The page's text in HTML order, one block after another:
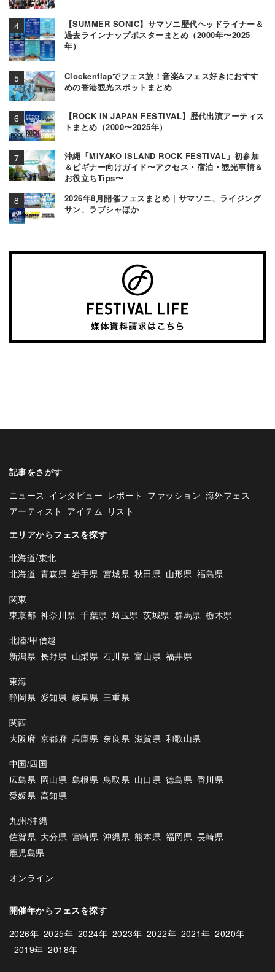
【SUMMER SONIC】サマソニ歴代ヘッドライナー＆
過去ラインナップポスターまとめ（2000年〜2025
年）
Clockenflapでフェス旅！音楽&フェス好きにおすす
めの香港観光スポットまとめ
【ROCK IN JAPAN FESTIVAL】歴代出演アーティス
トまとめ（2000〜2025年）
沖縄「MIYAKO ISLAND ROCK FESTIVAL」初参加
＆ビギナー向けガイド〜アクセス・宿泊・観光事情＆
お役立ちTips〜
2026年8月開催フェスまとめ | サマソニ、ライジング
サン、ラブシャほか
記事をさがす
ニュース インタビュー レポート ファッション 海外フェス
アーティスト アイテム リスト
エリアからフェスを探す
北海道/東北
北海道 青森県 岩手県 宮城県 秋田県 山形県 福島県
関東
東京都 神奈川県 千葉県 埼玉県 茨城県 群馬県 栃木県
北陸/甲信越
新潟県 長野県 山梨県 石川県 富山県 福井県
東海
静岡県 愛知県 岐阜県 三重県
関西
大阪府 京都府 兵庫県 奈良県 滋賀県 和歌山県
中国/四国
広島県 岡山県 島根県 鳥取県 山口県 徳島県 香川県
愛媛県 高知県
九州/沖縄
佐賀県 大分県 宮崎県 沖縄県 熊本県 福岡県 長崎県
鹿児島県
オンライン
開催年からフェスを探す
2026年 2025年 2024年 2023年 2022年 2021年 2020年
2019年 2018年